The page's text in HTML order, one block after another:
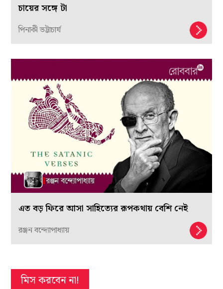
চায়ের সঙ্গে টা
পিনাকী ভট্টাচার্য
এত বড় ফিরে আসা সাহিত্যের রূপকথায় বেশি নেই
রঞ্জন বন্দ্যোপাধ্যায়
মিস করবেন না!